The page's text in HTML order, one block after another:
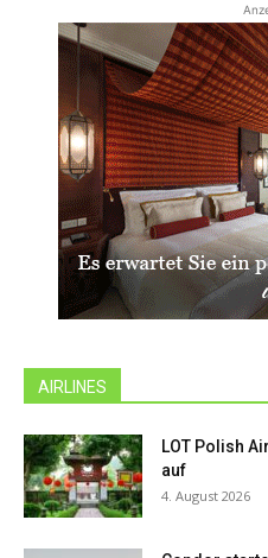
AIRLINES
LOT Polish
auf
4. August 2026